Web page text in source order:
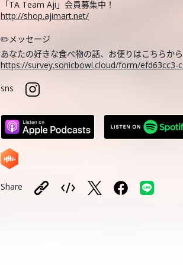
「TA Team Aji」会員募集中！
http://shop.ajimart.net/
✏️メッセージ
あなたの好きな食べ物の話、お便りはこちらから
https://survey.sonicbowl.cloud/form/efd63cc3-
sns
Share